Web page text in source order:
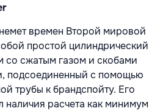
времен Второй мировой
простой цилиндрический
со сжатым газом и скобами
подсоединенный с помощью
трубы к брандспойту. Его
наличия расчета как минимум